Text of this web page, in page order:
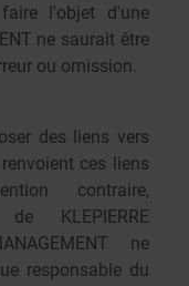
l'objet d'une
ne saurait être
ou omission.
des liens vers
ces liens
contraire,
KLEPIERRE
ne
responsable du